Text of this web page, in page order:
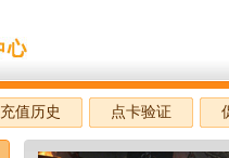
充值历史 点卡验证